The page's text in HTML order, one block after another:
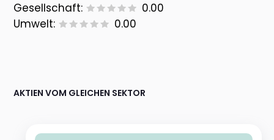
Gesellschaft:
0.00
Umwelt:
0.00
AKTIEN VOM GLEICHEN SEKTOR